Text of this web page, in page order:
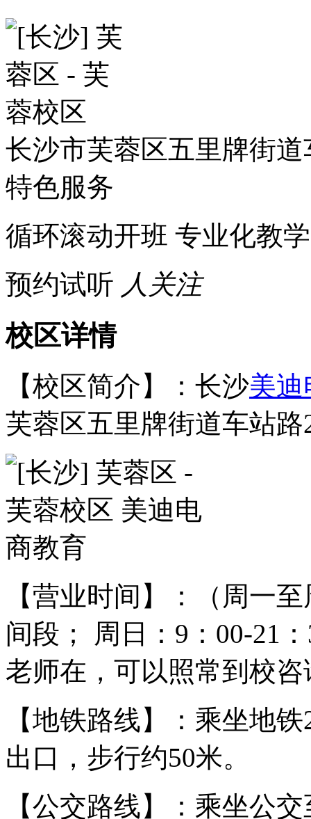
长沙市芙蓉区五里牌街道
特色服务
循环滚动开班 专业化教学
预约试听 人关注
校区详情
【校区简介】：长沙美迪
芙蓉区五里牌街道车站
【营业时间】：（周一
间段； 周日：9：00-21
老师在，可以照常到校咨
【地铁路线】：乘坐地
出口，步行约50米。
【公交路线】：乘坐公